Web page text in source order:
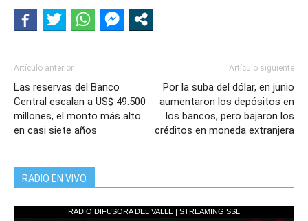
Artículo anterior
Las reservas del Banco
Central escalan a US$ 49.500
millones, el monto más alto
en casi siete años
Artículo siguiente
Por la suba del dólar, en junio
aumentaron los depósitos en
los bancos, pero bajaron los
créditos en moneda extranjera
RADIO EN VIVO